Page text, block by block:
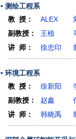
• 测绘工程系
教 授：
ALEX
副教授：
王植
讲 师：
徐忠印
• 环境工程系
教 授：
徐新阳
副教授：
赵鑫
讲 师：
韩晓禹